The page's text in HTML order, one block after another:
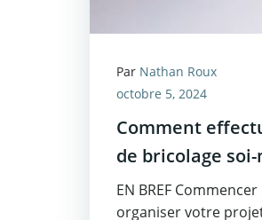
Par Nathan Roux
octobre 5, 2024
Comment
de bricolage soi-
EN BREF
organiser votre